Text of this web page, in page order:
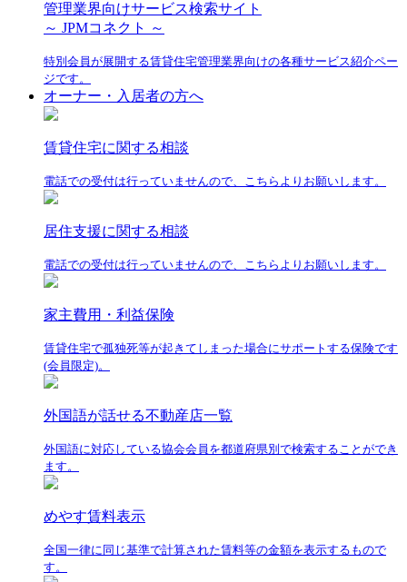
管理業界向けサービス検索サイト
～ JPMコネクト ～
特別会員が展開する賃貸住宅管理業界向けの各種サービス紹介ペー
ジです。
オーナー・入居者の方へ
賃貸住宅に関する相談
電話での受付は行っていませんので、こちらよりお願いします。
居住支援に関する相談
電話での受付は行っていませんので、こちらよりお願いします。
家主費用・利益保険
賃貸住宅で孤独死等が起きてしまった場合にサポートする保険です
(会員限定)。
外国語が話せる不動産店一覧
外国語に対応している協会会員を都道府県別で検索することができ
ます。
めやす賃料表示
全国一律に同じ基準で計算された賃料等の金額を表示するもので
す。